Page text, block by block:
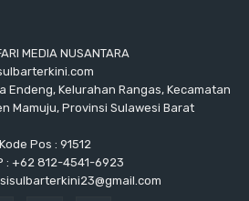
MEDIA NUSANTARA
Endeng, Kelurahan Rangas, Kecamatan
Mamuju, Provinsi Sulawesi Barat
Kode Pos : 91512
: +62 812-4541-6923